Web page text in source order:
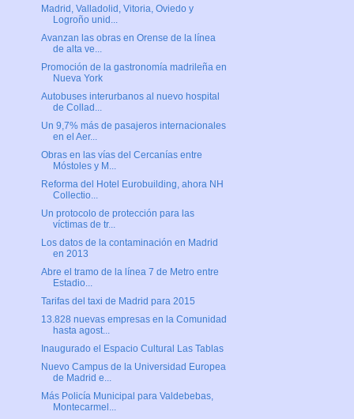
Madrid, Valladolid, Vitoria, Oviedo y
Logroño unid...
Avanzan las obras en Orense de la línea
de alta ve...
Promoción de la gastronomía madrileña en
Nueva York
Autobuses interurbanos al nuevo hospital
de Collad...
Un 9,7% más de pasajeros internacionales
en el Aer...
Obras en las vías del Cercanías entre
Móstoles y M...
Reforma del Hotel Eurobuilding, ahora NH
Collectio...
Un protocolo de protección para las
víctimas de tr...
Los datos de la contaminación en Madrid
en 2013
Abre el tramo de la línea 7 de Metro entre
Estadio...
Tarifas del taxi de Madrid para 2015
13.828 nuevas empresas en la Comunidad
hasta agost...
Inaugurado el Espacio Cultural Las Tablas
Nuevo Campus de la Universidad Europea
de Madrid e...
Más Policía Municipal para Valdebebas,
Montecarmel...